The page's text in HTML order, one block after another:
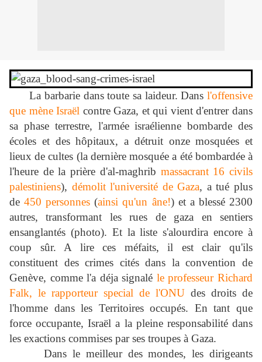
La barbarie dans toute sa laideur. Dans l'offensive
que mène Israël contre Gaza, et qui vient d'entrer dans
sa phase terrestre, l'armée israélienne bombarde des
écoles et des hôpitaux, a détruit onze mosquées et
lieux de cultes (la dernière mosquée a été bombardée à
l'heure de la prière d'al-maghrib massacrant 16 civils
palestiniens), démolit l'université de Gaza, a tué plus
de450 personnes (ainsi qu'un âne!) et a blessé 2300
autres, transformant les rues de gaza en sentiers
ensanglantés (photo). Et la liste s'alourdira encore à
coup sûr. A lire ces méfaits, il est clair qu'ils
constituent des crimes cités dans la convention de
Genève, comme l'a déja signalé le professeur Richard
Falk, le rapporteur special de l'ONU des droits de
l'homme dans les Territoires occupés. En tant que
force occupante, Israël a la pleine responsabilité dans
les exactions commises par ses troupes à Gaza.
Dans le meilleur des mondes, les dirigeants